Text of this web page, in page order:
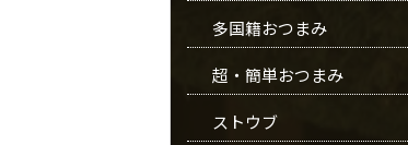
多国籍おつまみ
超・簡単おつまみ
ストウブ